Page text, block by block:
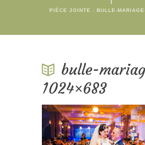
PIÈCE JOINTE : BULLE-
bulle-
1024×683